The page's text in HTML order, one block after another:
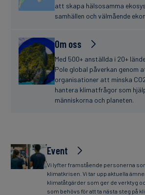
att skapa hälsosamma
samhällen och välmående
Om oss
Med 500+ anställda i 20+
Pole global påverkan genom
organisationer att minska
hantera klimatfrågor som
människorna och planeten.
Event
Vi lyfter framstående personerna
klimatkrisen. Vi tar upp aktuella
klimatåtgärder som ger de verktyg
som behövs för att ta nästa steg på